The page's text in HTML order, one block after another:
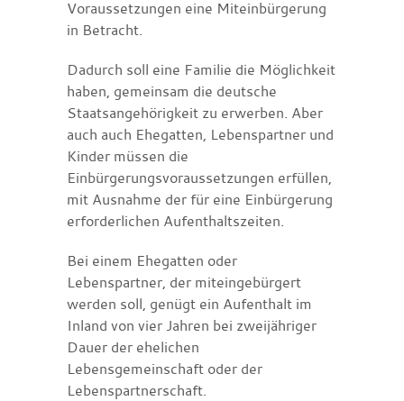
Voraussetzungen eine Miteinbürgerung
in Betracht.
Dadurch soll eine Familie die Möglichkeit
haben, gemeinsam die deutsche
Staatsangehörigkeit zu erwerben. Aber
auch auch Ehegatten, Lebenspartner und
Kinder müssen die
Einbürgerungsvoraussetzungen erfüllen,
mit Ausnahme der für eine Einbürgerung
erforderlichen Aufenthaltszeiten.
Bei einem Ehegatten oder
Lebenspartner, der miteingebürgert
werden soll, genügt ein Aufenthalt im
Inland von vier Jahren bei zweijähriger
Dauer der ehelichen
Lebensgemeinschaft oder der
Lebenspartnerschaft.